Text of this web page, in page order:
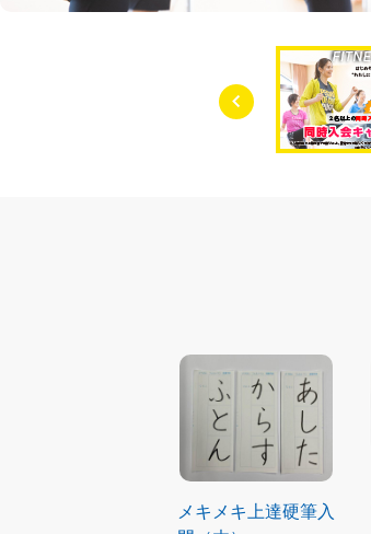
メキメキ上達硬筆入